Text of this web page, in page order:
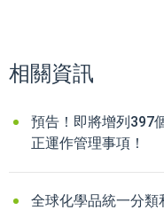
相關資訊
預告！即將增列397
正運作管理事項！
全球化學品統一分類